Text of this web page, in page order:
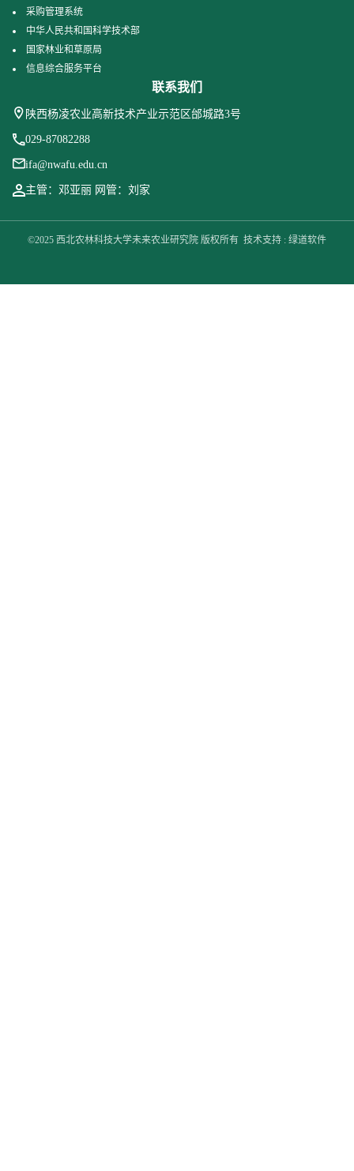
采购管理系统
中华人民共和国科学技术部
国家林业和草原局
信息综合服务平台
联系我们
陕西杨凌农业高新技术产业示范区邰城路3号
029-87082288
ifa@nwafu.edu.cn
主管：邓亚丽 网管：刘家
©2025 西北农林科技大学未来农业研究院 版权所有 技术支持 : 绿道软件